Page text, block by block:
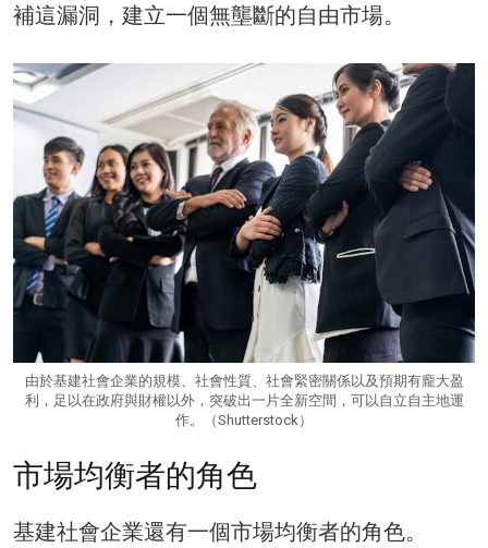
補這漏洞，建立一個無壟斷的自由市場。
由於基建社會企業的規模、社會性質、社會緊密關係以及預期有龐大盈
利，足以在政府與財權以外，突破出一片全新空間，可以自立自主地運
作。（Shutterstock）
市場均衡者的角色
基建社會企業還有一個市場均衡者的角色。